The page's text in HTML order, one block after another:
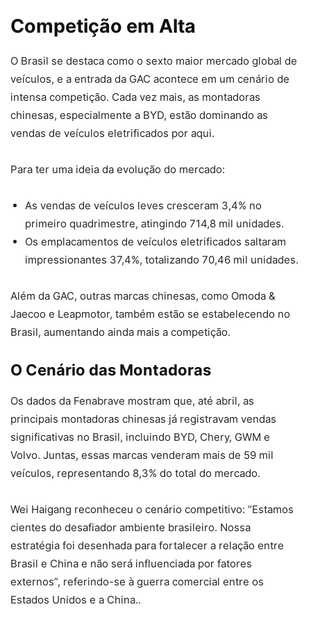
Competição em Alta
O Brasil se destaca como o sexto maior mercado global de
veículos, e a entrada da GAC acontece em um cenário de
intensa competição. Cada vez mais, as montadoras
chinesas, especialmente a BYD, estão dominando as
vendas de veículos eletrificados por aqui.
Para ter uma ideia da evolução do mercado:
As vendas de veículos leves cresceram 3,4% no
primeiro quadrimestre, atingindo 714,8 mil unidades.
Os emplacamentos de veículos eletrificados saltaram
impressionantes 37,4%, totalizando 70,46 mil unidades.
Além da GAC, outras marcas chinesas, como Omoda &
Jaecoo e Leapmotor, também estão se estabelecendo no
Brasil, aumentando ainda mais a competição.
O Cenário das Montadoras
Os dados da Fenabrave mostram que, até abril, as
principais montadoras chinesas já registravam vendas
significativas no Brasil, incluindo BYD, Chery, GWM e
Volvo. Juntas, essas marcas venderam mais de 59 mil
veículos, representando 8,3% do total do mercado.
Wei Haigang reconheceu o cenário competitivo: “Estamos
cientes do desafiador ambiente brasileiro. Nossa
estratégia foi desenhada para fortalecer a relação entre
Brasil e China e não será influenciada por fatores
externos”, referindo-se à guerra comercial entre os
Estados Unidos e a China..